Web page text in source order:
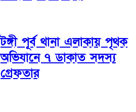
টঙ্গী পূর্ব থানা এলাকায় পৃথক
অভিযানে ৭ ডাকাত সদস্য
গ্রেফতার